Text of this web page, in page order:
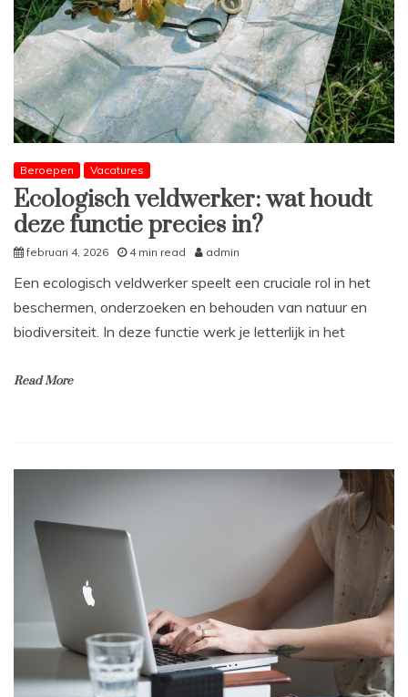
Beroepen Vacatures
Ecologisch veldwerker: wat houdt
deze functie precies in?
februari 4, 2026 4 min read admin
Een ecologisch veldwerker speelt een cruciale rol in het
beschermen, onderzoeken en behouden van natuur en
biodiversiteit. In deze functie werk je letterlijk in het
Read More